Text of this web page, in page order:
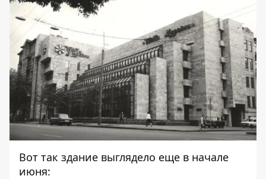
Вот так здание выглядело еще в начале
июня: